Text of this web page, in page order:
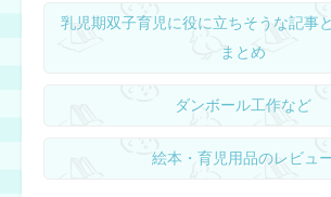
乳児期双子育児に役に立ちそうな記事
まとめ
ダンボール工作など
絵本・育児用品のレビュ